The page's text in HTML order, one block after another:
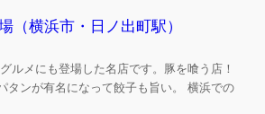
（横浜市・日ノ出町駅）
ルメにも登場した名店です。豚を喰う店！
タンが有名になって餃子も旨い。 横浜での